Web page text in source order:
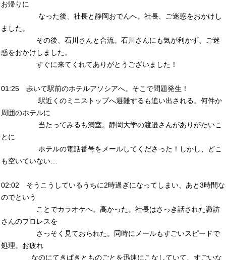
お帰りに
なった後、社長と静岡おでんへ。社長、ご迷惑をおかけし
ました。
その後、石川さんと合流。石川さんにも気が利かず、ご迷
惑をおかけしました。
すぐに来てくれてありがとうございました！
01:25 歩いて駅前のホテルアソシアへ。そこで問題発生！
駅近くのミニストップへ避難するも追い出される。何件か
周囲のホテルに
当たってみるも満室。静岡大学の渡邉さんがありがたいこ
とに
ホテルの電話番号をメールしてくださった！しかし、どこ
も空いていない…
02:02 そうこうしているうちに2時過ぎになってしまい、あと3時間な
のでという
ことでカラオケへ。高かった。社長はさっき話された諏訪
さんのプロレスを
さっそく見ておられた。同時にメールもすごいスピードで
処理。お疲れ
なのにてきぱきとものごとを迅速にこなしていて、すごいな